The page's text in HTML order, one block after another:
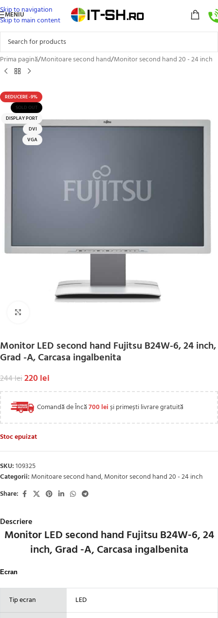
Skip to navigation
Skip to main content
MENIU
Prima pagină/Monitoare second hand/Monitor second hand 20 - 24 inch
REDUCERE -9%
SOLD OUT
DISPLAY PORT
DVI
VGA
Monitor LED second hand Fujitsu B24W-6, 24 inch,
Grad -A, Carcasa ingalbenita
244lei220lei
Comandă de Încă700 leiși primești livrare gratuită
Stoc epuizat
SKU:109325
Categorii: Monitoare second hand,Monitor second hand 20 - 24 inch
Share:
Descriere
Monitor LED second hand Fujitsu B24W-6, 24
inch, Grad -A, Carcasa ingalbenita
Ecran
Tip ecran LED